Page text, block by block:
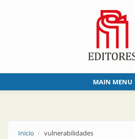
MAIN MENU
Inicio vulnerabilidades